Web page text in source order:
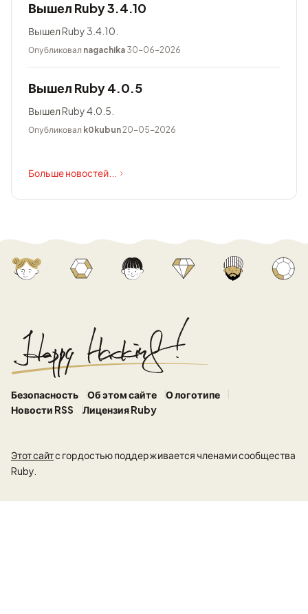
Вышел Ruby 3.4.10
Вышел Ruby 3.4.10.
Опубликовал nagachika 30-06-2026
Вышел Ruby 4.0.5
Вышел Ruby 4.0.5.
Опубликовал k0kubun20-05-2026
Больше новостей...
Безопасность Об этом сайте
О логотипе
Новости RSS
Лицензия Ruby
Этот сайтс гордостью поддерживается членами сообщества
Ruby.